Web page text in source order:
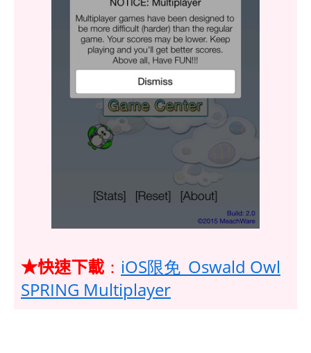
★快速下載 ： iOS限免_Oswald Owl
SPRING Multiplayer